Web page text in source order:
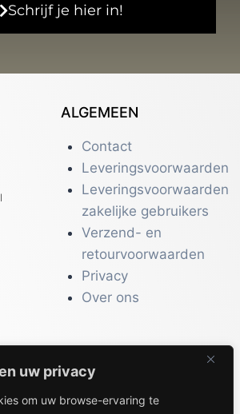
uw privacy
om uw browse-ervaring te
Schrijf je hier in!
ALGEMEEN
Contact
Leveringsvoorwaarden
Leveringsvoorwaarden
zakelijke gebruikers
Verzend- en
retourvoorwaarden
Privacy
Over ons